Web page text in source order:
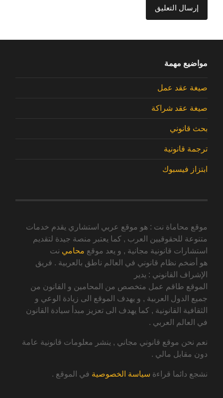
مواضيع مهمة
صيغة عقد عمل
صيغة عقد شراكة
بحث قانوني
ترجمة قانونية
ابتزاز فيسبوك
موقع محاماة نت : هو موقع عربي استشاري يقدم خدمات
متنوعة للحقوقيين العرب , كما يعتبر منصة جيدة لتقديم
استشارات قانونية مجانية , و يعد موقع محامي نت
هو أضخم نظام قانوني في العالم ناطق بالعربية . فريق
الإشراف القانوني : يدير
الموقع طاقم عمل متخصص من المحامين و القانون من
جميع الدول العربية , و يهدف الموقع الى زيادة الوعي و
الثقافية القانونية , كما يهدف الى تعزيز مبدأ سيادة القانون
في العالم العربي .
نعم نحن موقع قانوني مجاني , ينشر معلومات قانونية عامة
دون مقابل مالي .
نشجع دائما قراءة سياسة الخصوصية في الموقع .